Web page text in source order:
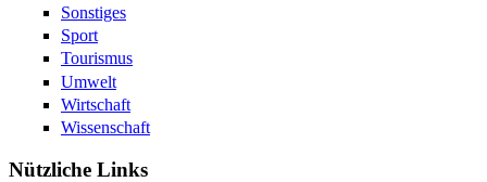
Sonstiges
Sport
Tourismus
Umwelt
Wirtschaft
Wissenschaft
Nützliche Links